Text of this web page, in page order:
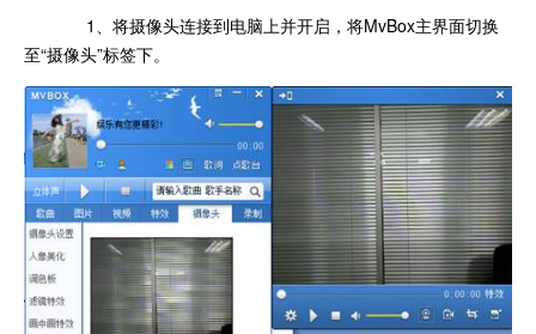
1、将摄像头连接到电脑上并开启，将MvBox主界面切换
至“摄像头”标签下。